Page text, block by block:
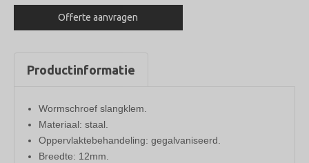
Offerte aanvragen
Productinformatie
Wormschroef slangklem.
Materiaal: staal.
Oppervlaktebehandeling: gegalvaniseerd.
Breedte: 12mm.